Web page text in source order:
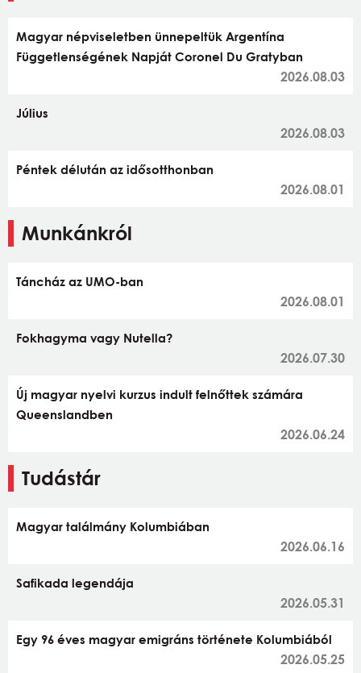
Magyar népviseletben ünnepeltük Argentína
Függetlenségének Napját Coronel Du Gratyban
2026.08.03
Július
2026.08.03
Péntek délután az idősotthonban
2026.08.01
Munkánkról
Táncház az UMO-ban
2026.08.01
Fokhagyma vagy Nutella?
2026.07.30
Új magyar nyelvi kurzus indult felnőttek számára
Queenslandben
2026.06.24
Tudástár
Magyar találmány Kolumbiában
2026.06.16
Safikada legendája
2026.05.31
Egy 96 éves magyar emigráns története Kolumbiából
2026.05.25